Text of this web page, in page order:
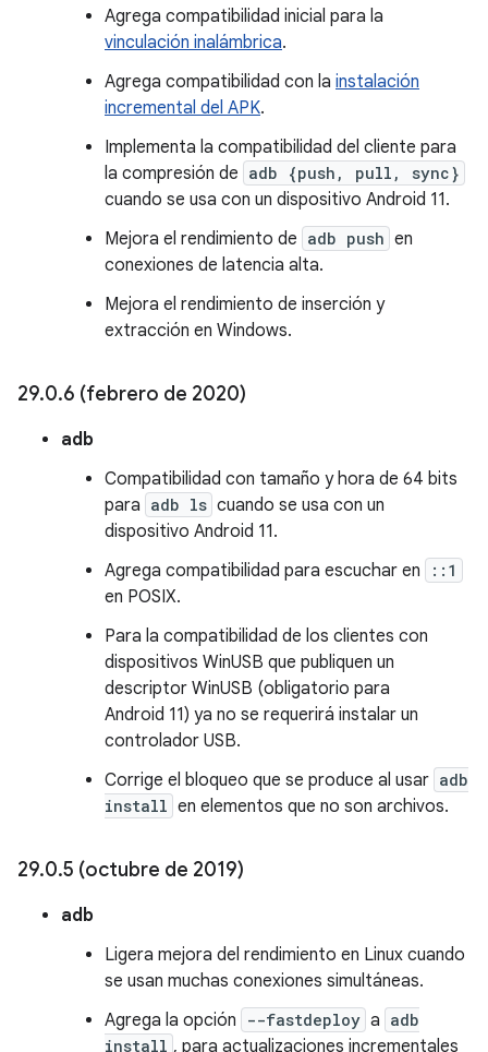
Agrega compatibilidad inicial para la
vinculación inalámbrica.
Agrega compatibilidad con la instalación
incremental del APK.
Implementa la compatibilidad del cliente para
la compresión de adb {push, pull, sync}
cuando se usa con un dispositivo Android 11.
Mejora el rendimiento de adb push en
conexiones de latencia alta.
Mejora el rendimiento de inserción y
extracción en Windows.
29.0.6 (febrero de 2020)
adb
Compatibilidad con tamaño y hora de 64 bits
para adb ls cuando se usa con un
dispositivo Android 11.
Agrega compatibilidad para escuchar en
::1
en POSIX.
Para la compatibilidad de los clientes con
dispositivos WinUSB que publiquen un
descriptor WinUSB (obligatorio para
Android 11) ya no se requerirá instalar un
controlador USB.
Corrige el bloqueo que se produce al usar adb
install en elementos que no son archivos.
29.0.5 (octubre de 2019)
adb
Ligera mejora del rendimiento en Linux cuando
se usan muchas conexiones simultáneas.
Agrega la opción
--fastdeploy a adb
install , para actualizaciones incrementales